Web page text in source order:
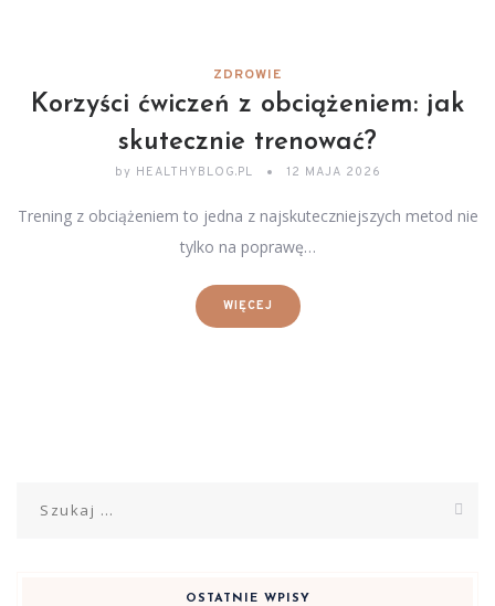
ZDROWIE
Korzyści ćwiczeń z obciążeniem: jak
skutecznie trenować?
by HEALTHYBLOG.PL 12 MAJA 2026
Trening z obciążeniem to jedna z najskuteczniejszych metod nie
tylko na poprawę…
WIĘCEJ
OSTATNIE WPISY